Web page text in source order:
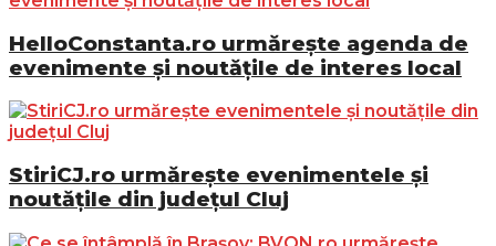
HelloConstanta.ro urmărește agenda de
evenimente și noutățile de interes local
StiriCJ.ro urmărește evenimentele și
noutățile din județul Cluj